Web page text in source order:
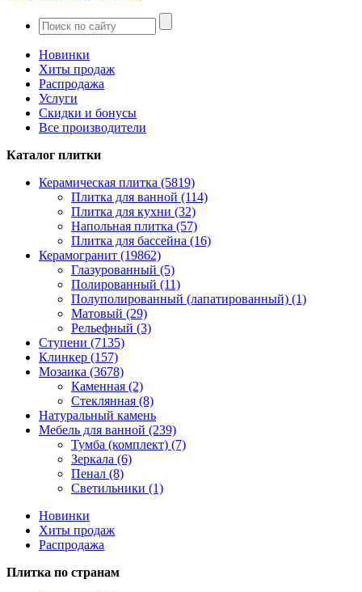
Новинки
Хиты продаж
Распродажа
Услуги
Скидки и бонусы
Все производители
Каталог плитки
Керамическая плитка (5819)
Плитка для ванной (114)
Плитка для кухни (32)
Напольная плитка (57)
Плитка для бассейна (16)
Керамогранит (19862)
Глазурованный (5)
Полированный (11)
Полуполированный (лапатированный) (1)
Матовый (29)
Рельефный (3)
Ступени (7135)
Клинкер (157)
Мозаика (3678)
Каменная (2)
Стеклянная (8)
Натуральный камень
Мебель для ванной (239)
Тумба (комплект) (7)
Зеркала (6)
Пенал (8)
Светильники (1)
Новинки
Хиты продаж
Распродажа
Плитка по странам